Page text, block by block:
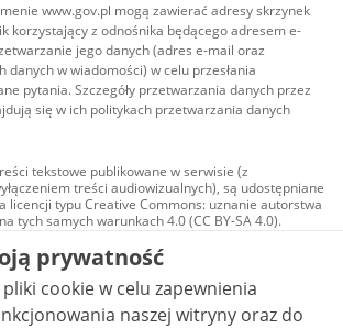
www.gov.pl mogą zawierać adresy skrzynek
korzystający z odnośnika będącego adresem e-
jego danych (adres e-mail oraz
danych w wiadomości) w celu przesłania
pytania. Szczegóły przetwarzania danych przez
się w ich politykach przetwarzania danych
tekstowe publikowane w serwisie (z
treści audiowizualnych), są udostępniane
licencji typu Creative Commons: uznanie autorstwa
tych samych warunkach 4.0 (CC BY-SA 4.0).
audiowizualne, w tym zdjęcia, materiały
i wideo, są udostępniane na licencji typu
Commons: uznanie autorstwa użycie
- bez utworów zależnych 4.0 (CC BY-
ND 4.0), o ile nie jest to stwierdzone inaczej.
prywatność
cookie w celu zapewnienia
naszej witryny oraz do